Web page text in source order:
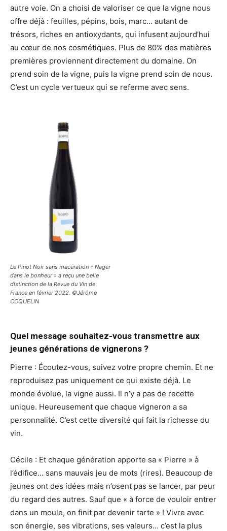
autre voie. On a choisi de valoriser ce que la vigne nous
offre déjà : feuilles, pépins, bois, marc… autant de
trésors, riches en antioxydants, qui infusent aujourd’hui
au cœur de nos cosmétiques. Plus de 80% des matières
premières proviennent directement du domaine. On
prend soin de la vigne, puis la vigne prend soin de nous.
C’est un cycle vertueux qui se referme avec sens.
Le Pinot Noir sans macération « Nager
dans le bonheur » a reçu une belle
distinction de la Revue du Vin de
France en février 2022. ©Jérôme
COQUELIN
Quel message souhaitez-vous transmettre aux
jeunes générations de vignerons ?
Pierre : Écoutez-vous, suivez votre propre chemin. Et ne
reproduisez pas uniquement ce qui existe déjà. Le
monde évolue, la vigne aussi. Il n’y a pas de recette
unique. Heureusement que chaque vigneron a sa
personnalité. C’est cette diversité qui fait la richesse du
vin.
Cécile : Et chaque génération apporte sa « Pierre » à
l’édifice… sans mauvais jeu de mots (rires). Beaucoup de
jeunes ont des idées mais n’osent pas se lancer, par peur
du regard des autres. Sauf que « à force de vouloir entrer
dans un moule, on finit par devenir tarte » ! Vivre avec
son énergie, ses vibrations, ses valeurs… c’est la plus